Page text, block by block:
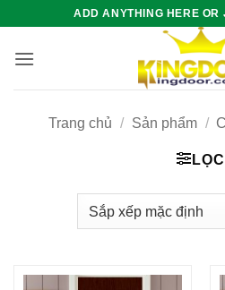
nội
ADD ANYTHING HERE OR
Trang chủ / Sản phẩm /
LỌC